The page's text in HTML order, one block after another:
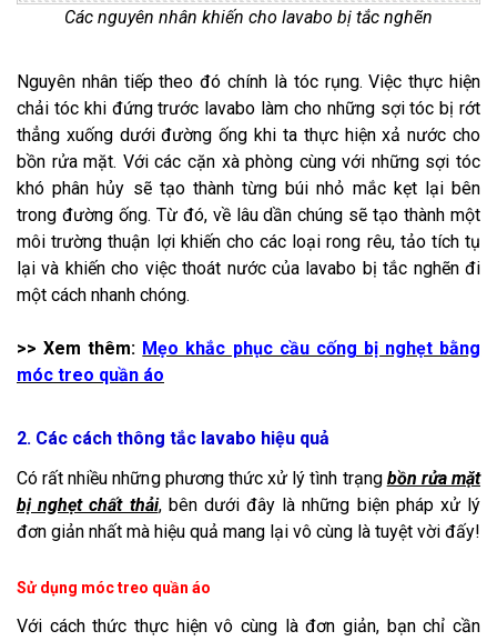
Các nguyên nhân khiến cho lavabo bị tắc nghẽn
Nguyên nhân tiếp theo đó chính là tóc rụng. Việc thực hiện
chải tóc khi đứng trước lavabo làm cho những sợi tóc bị rớt
thẳng xuống dưới đường ống khi ta thực hiện xả nước cho
bồn rửa mặt. Với các cặn xà phòng cùng với những sợi tóc
khó phân hủy sẽ tạo thành từng búi nhỏ mắc kẹt lại bên
trong đường ống. Từ đó, về lâu dần chúng sẽ tạo thành một
môi trường thuận lợi khiến cho các loại rong rêu, tảo tích tụ
lại và khiến cho việc thoát nước của lavabo bị tắc nghẽn đi
một cách nhanh chóng.
>> Xem thêm: Mẹo khắc phục cầu cống bị nghẹt bằng
móc treo quần áo
2. Các cách thông tắc lavabo hiệu quả
Có rất nhiều những phương thức xử lý tình trạng bồn rửa mặt
bị nghẹt chất thải, bên dưới đây là những biện pháp xử lý
đơn giản nhất mà hiệu quả mang lại vô cùng là tuyệt vời đấy!
Sử dụng móc treo quần áo
Với cách thức thực hiện vô cùng là đơn giản, bạn chỉ cần